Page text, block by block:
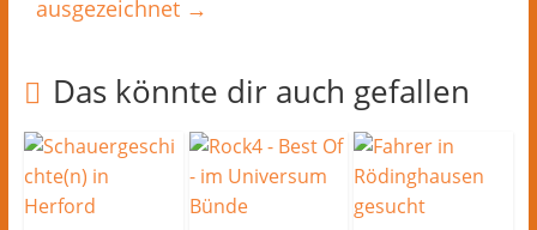
ausgezeichnet →
Das könnte dir auch gefallen